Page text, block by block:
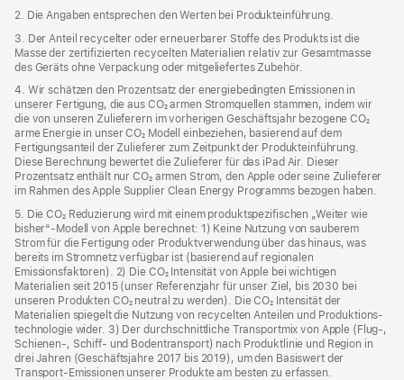
2. Die Angaben entsprechen den Werten bei Produkteinführung.
3. Der Anteil recycelter oder erneuerbarer Stoffe des Produkts ist die
Masse der zertifizierten recycelten Materialien relativ zur Gesamtmasse
des Geräts ohne Verpackung oder mitgeliefertes Zubehör.
4. Wir schätzen den Prozentsatz der energiebedingten Emissionen in
unserer Fertigung, die aus CO₂ armen Stromquellen stammen, indem wir
die von unseren Zulieferern im vorherigen Geschäftsjahr bezogene CO₂
arme Energie in unser CO₂ Modell einbeziehen, basierend auf dem
Fertigungsanteil der Zulieferer zum Zeitpunkt der Produkt­einführung.
Diese Berechnung bewertet die Zulieferer für das iPad Air. Dieser
Prozentsatz enthält nur CO₂ armen Strom, den Apple oder seine Zulieferer
im Rahmen des Apple Supplier Clean Energy Programms bezogen haben.
5. Die CO₂ Reduzierung wird mit einem produktspezifischen „Weiter wie
bisher“-Modell von Apple berechnet: 1) Keine Nutzung von sauberem
Strom für die Fertigung oder Produktverwendung über das hinaus, was
bereits im Stromnetz verfügbar ist (basierend auf regionalen
Emissionsfaktoren). 2) Die CO₂ Intensität von Apple bei wichtigen
Materialien seit 2015 (unser Referenzjahr für unser Ziel, bis 2030 bei
unseren Produkten CO₂ neutral zu werden). Die CO₂ Intensität der
Materialien spiegelt die Nutzung von recycelten Anteilen und Produktions­
technologie wider. 3) Der durchschnittliche Transportmix von Apple (Flug‑,
Schienen‑, Schiff‑ und Bodentransport) nach Produktlinie und Region in
drei Jahren (Geschäftsjahre 2017 bis 2019), um den Basiswert der
Transport-Emissionen unserer Produkte am besten zu erfassen.